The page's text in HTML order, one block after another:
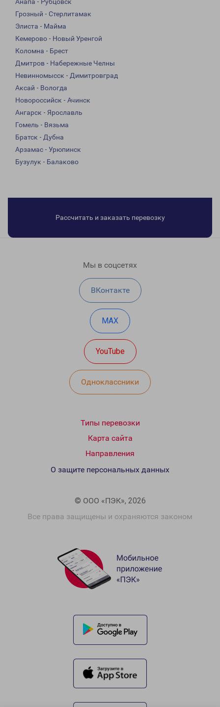
Анапа - Рубцовск
Грозный - Стерлитамак
Элиста - Майма
Кемерово - Новый Уренгой
Коломна - Брест
Дмитров - Набережные Челны
Невинномысск - Димитровград
Аксай - Вологда
Новороссийск - Ачинск
Ангарск - Ярославль
Гомель - Вязьма
Братск - Дубна
Арзамас - Урюпинск
Бузулук - Балаково
Рассчитать и заказать перевозку
Мы в соцсетях
ВКонтакте
MAX
YouTube
Одноклассники
Типы перевозки
Карта сайта
Направления
© ООО «ПЭК», 2026
Все права защищены и охраняются законом
О защите персональных данных